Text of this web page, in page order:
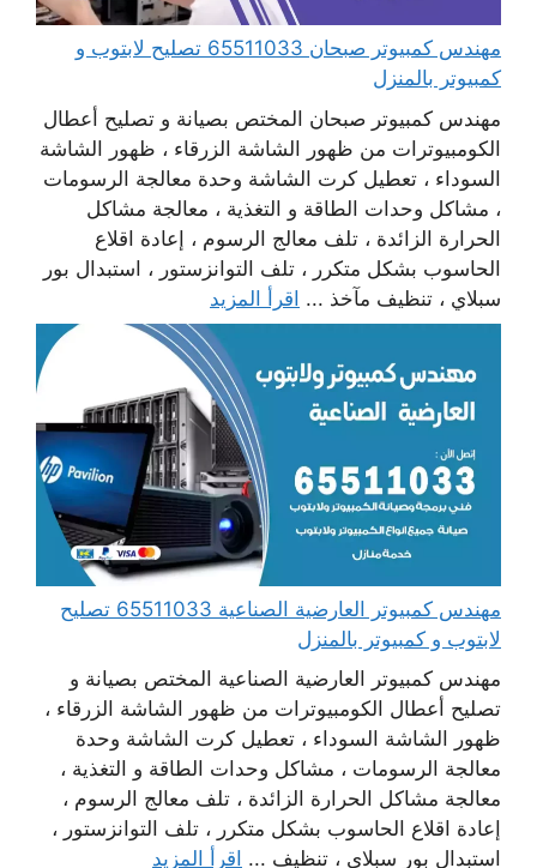
مهندس كمبيوتر صبحان 65511033 تصليح لابتوب و
كمبيوتر بالمنزل
مهندس كمبيوتر صبحان المختص بصيانة و تصليح أعطال
الكومبيوترات من ظهور الشاشة الزرقاء ، ظهور الشاشة
السوداء ، تعطيل كرت الشاشة وحدة معالجة الرسومات
، مشاكل وحدات الطاقة و التغذية ، معالجة مشاكل
الحرارة الزائدة ، تلف معالج الرسوم ، إعادة اقلاع
الحاسوب بشكل متكرر ، تلف التوانزستور ، استبدال بور
سبلاي ، تنظيف مآخذ ... اقرأ المزيد
مهندس كمبيوتر العارضية الصناعية 65511033 تصليح
لابتوب و كمبيوتر بالمنزل
مهندس كمبيوتر العارضية الصناعية المختص بصيانة و
تصليح أعطال الكومبيوترات من ظهور الشاشة الزرقاء ،
ظهور الشاشة السوداء ، تعطيل كرت الشاشة وحدة
معالجة الرسومات ، مشاكل وحدات الطاقة و التغذية ،
معالجة مشاكل الحرارة الزائدة ، تلف معالج الرسوم ،
إعادة اقلاع الحاسوب بشكل متكرر ، تلف التوانزستور ،
استبدال بور سبلاي ، تنظيف ... اقرأ المزيد